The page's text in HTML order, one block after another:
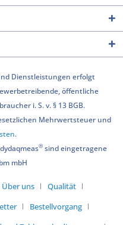
Dienstleistungen erfolgt
öffentliche
i. S. v. § 13 BGB.
Mehrwertsteuer und
.
®sind eingetragene
mbH
Über uns
Qualität
Bestellvorgang